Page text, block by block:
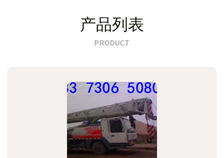
产品列表
PRODUCT